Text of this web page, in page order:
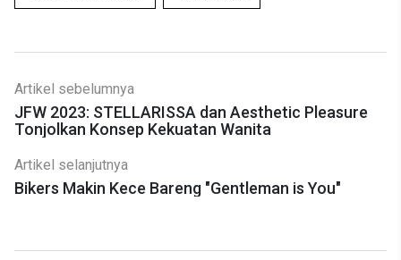
Artikel sebelumnya
JFW 2023: STELLARISSA dan Aesthetic Pleasure
Tonjolkan Konsep Kekuatan Wanita
Artikel selanjutnya
Bikers Makin Kece Bareng "Gentleman is You"